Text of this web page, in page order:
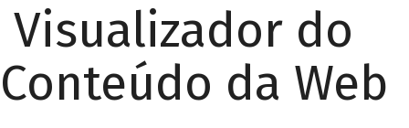
Visualizador do
Conteúdo da Web